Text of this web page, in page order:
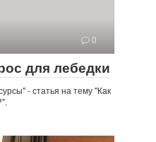
0
для лебедки
- статья на тему "Как